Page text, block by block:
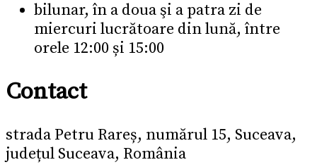
bilunar, în a doua şi a patra zi de
miercuri lucrătoare din lună, între
orele 12:00 și 15:00
Contact
strada Petru Rareș, numărul 15, Suceava,
județul Suceava, România